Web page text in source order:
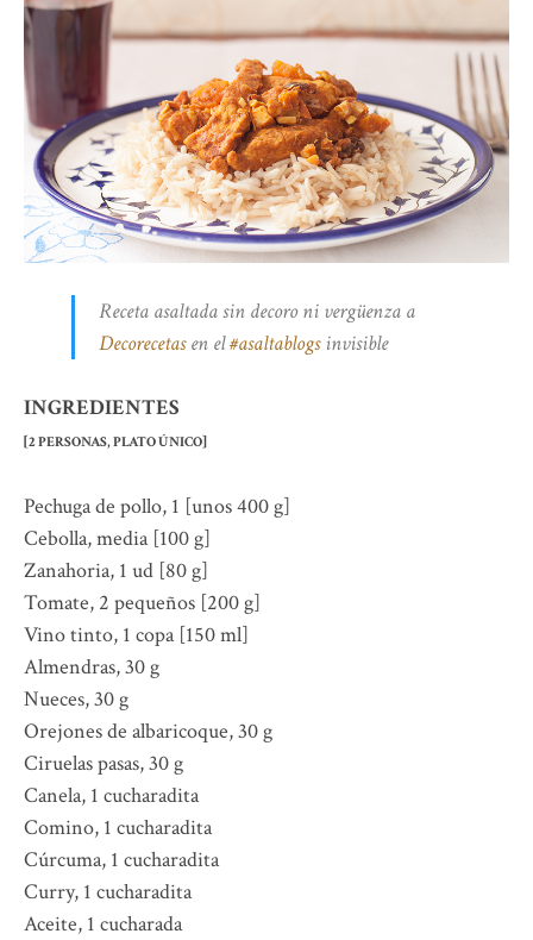
Receta asaltada sin decoro ni vergüenza a
Decorecetasen el#asaltablogsinvisible
INGREDIENTES
[2 PERSONAS, PLATO ÚNICO]
Pechuga de pollo, 1 [unos 400 g]
Cebolla, media [100 g]
Zanahoria, 1 ud [80 g]
Tomate, 2 pequeños [200 g]
Vino tinto, 1 copa [150 ml]
Almendras, 30 g
Nueces, 30 g
Orejones de albaricoque, 30 g
Ciruelas pasas, 30 g
Canela, 1 cucharadita
Comino, 1 cucharadita
Cúrcuma, 1 cucharadita
Curry, 1 cucharadita
Aceite, 1 cucharada